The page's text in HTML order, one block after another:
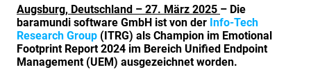
Augsburg, Deutschland – 27. März 2025 – Die
baramundi software GmbH ist von der Info-Tech
Research Group (ITRG) als Champion im Emotional
Footprint Report 2024 im Bereich Unified Endpoint
Management (UEM) ausgezeichnet worden.